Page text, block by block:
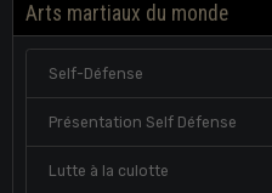
Arts martiaux du monde
Self-Défense
Présentation Self Défense
Lutte à la culotte